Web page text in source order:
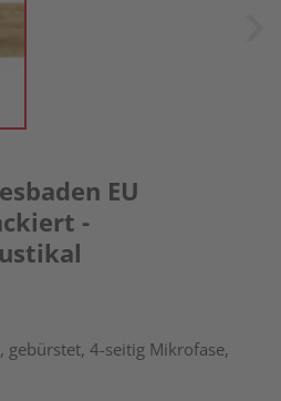
EU
-
4-seitig Mikrofase,